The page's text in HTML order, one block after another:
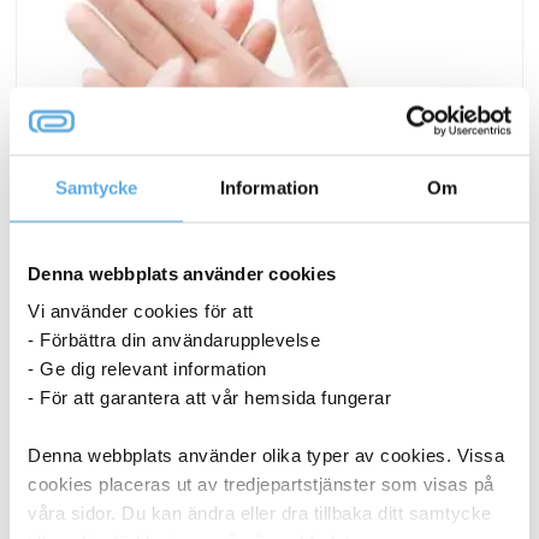
Samtycke Information Om
Denna webbplats använder cookies
Vi använder cookies för att
- Förbättra din användarupplevelse
- Ge dig relevant information
- För att garantera att vår hemsida fungerar
Denna webbplats använder olika typer av cookies. Vissa
cookies placeras ut av tredjepartstjänster som visas på
våra sidor. Du kan ändra eller dra tillbaka ditt samtycke
Engångshandske Intco Vinyl Puderfri M
Engångshandske
Köp nu